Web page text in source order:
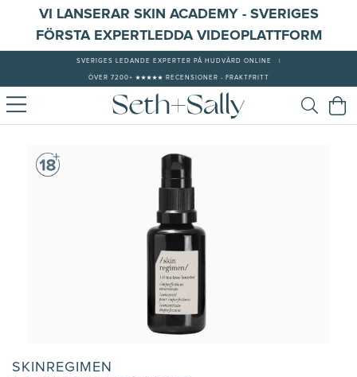
VI LANSERAR SKIN ACADEMY - SVERIGES
FÖRSTA EXPERTLEDDA VIDEOPLATTFORM
SVERIGES LEDANDE EXPERTER PÅ HUDVÅRD ONLINE
ÖVER 7200+ ★★★★★ RECENSIONER - FRAKTFRITT
SKINREGIMEN